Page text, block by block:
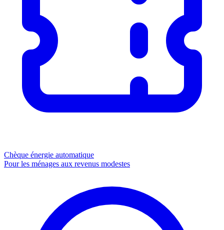
Chèque énergie automatique
Pour les ménages aux revenus modestes